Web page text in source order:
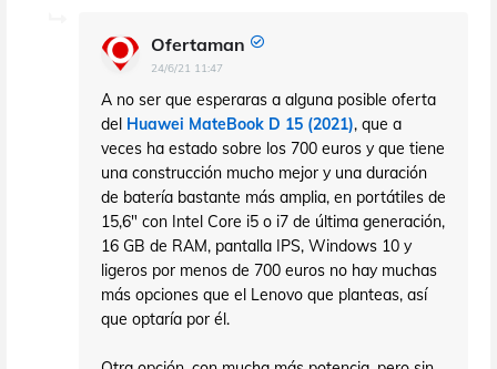
Ofertaman
24/6/21 11:47
A no ser que esperaras a alguna posible oferta
del Huawei MateBook D 15 (2021), que a
veces ha estado sobre los 700 euros y que tiene
una construcción mucho mejor y una duración
de batería bastante más amplia, en portátiles de
15,6" con Intel Core i5 o i7 de última generación,
16 GB de RAM, pantalla IPS, Windows 10 y
ligeros por menos de 700 euros no hay muchas
más opciones que el Lenovo que planteas, así
que optaría por él.